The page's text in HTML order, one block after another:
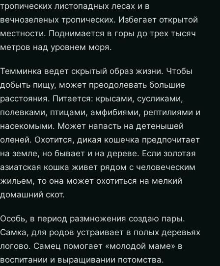
тропических листопадных лесах и в
вечнозеленых тропических. Избегает открытой
местности. Поднимается в горы до трех тысяч
метров над уровнем моря.
Темминка ведет скрытый образ жизни. Чтобы
добыть пищу, может преодолевать большие
расстояния. Питается: крысами, сусликами,
полевками, птицами, амфибиями, рептилиями и
насекомыми. Может напасть на детенышей
оленей. Охотится, дикая кошечка предпочитает
на земле, но бывает и на дереве. Если золотая
азиатская кошка живет рядом с человеческим
жильем, то она может охотиться на мелкий
домашний скот.
Особь, в период размножения создаю пары.
Самка, для родов устраивает в полых деревьях
логово. Самец помогает «молодой маме» в
воспитании и выращивании потомства.